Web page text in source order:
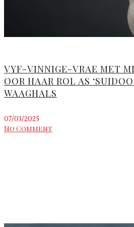
VYF-VINNIGE-VRAE MET
OOR HAAR ROL AS
WAAGHALS
07/03/2025
No Comment